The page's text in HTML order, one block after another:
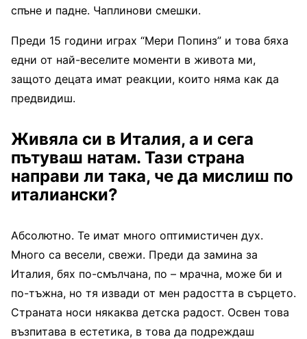
спъне и падне. Чаплинови смешки.
Преди 15 години играх “Мери Попинз” и това бяха
едни от най-веселите моменти в живота ми,
защото децата имат реакции, които няма как да
предвидиш.
Живяла си в Италия, а и сега
пътуваш натам. Тази страна
направи ли така, че да мислиш по
италиански?
Абсолютно. Те имат много оптимистичен дух.
Много са весели, свежи. Преди да замина за
Италия, бях по-смълчана, по – мрачна, може би и
по-тъжна, но тя извади от мен радостта в сърцето.
Страната носи някаква детска радост. Освен това
възпитава в естетика, в това да подреждаш